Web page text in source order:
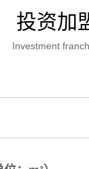
投资加
Investment